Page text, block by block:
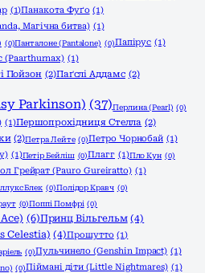
(1)Панакота Фуґо (1)
Магічна битва) (1)
(0)Панталоне (Pantalone) (0)Папірус (1)
(Paarthurnax) (1)
Пойзон (2)Паґслі Аддамс (2)
Parkinson) (37)Перлина (Pearl) (0)
(1)Першопрохідниця Стелла (2)
(2)Петра Лейте (0)Петро Чорнобай (1)
(1)Петір Бейліш (0)Плагг (1)Пло Кун (0)
Грейрат (Pauro Gureiratto) (1)
Блек (0)Полідор Кравч (0)
(0)Поппі Помфрі (0)
(6)Принц Вільгельм (4)
Celestia) (4)Прошутто (1)
(0)Пульчинело (Genshin Impact) (1)
(0)Піймані діти (Little Nightmares) (1)